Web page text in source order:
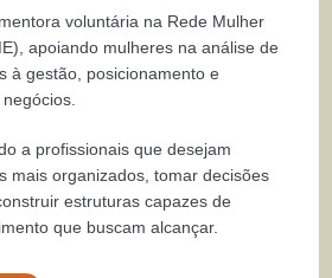
voluntária na Rede Mulher
apoiando mulheres na análise de
à gestão, posicionamento e
a profissionais que desejam
mais organizados, tomar decisões
estruturas capazes de
que buscam alcançar.